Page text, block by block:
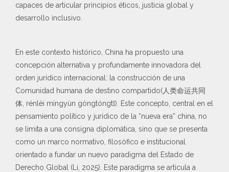
capaces de articular principios éticos, justicia global y
desarrollo inclusivo.
En este contexto histórico, China ha propuesto una
concepción alternativa y profundamente innovadora del
orden jurídico internacional: la construcción de una
Comunidad humana de destino compartido(人类命运共同
体, rénlèi mìngyùn gòngtóngtǐ). Este concepto, central en el
pensamiento político y jurídico de la “nueva era” china, no
se limita a una consigna diplomática, sino que se presenta
como un marco normativo, filosófico e institucional
orientado a fundar un nuevo paradigma del Estado de
Derecho Global (Li, 2025). Este paradigma se articula a